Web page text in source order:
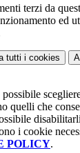
terzi da
ed
tutti i cookies
possibile
quelli che
i cookie
POLICY.